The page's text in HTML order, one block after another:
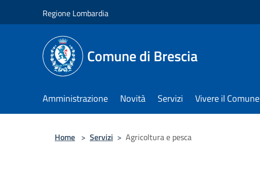
Regione Lombardia
Comune di Brescia
Amministrazione Novità Servizi Vivere il Comune
Home > Servizi > Agricoltura e pesca